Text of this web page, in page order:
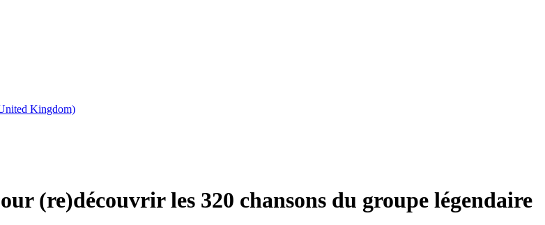
(re)découvrir les 320 chansons du groupe légendaire